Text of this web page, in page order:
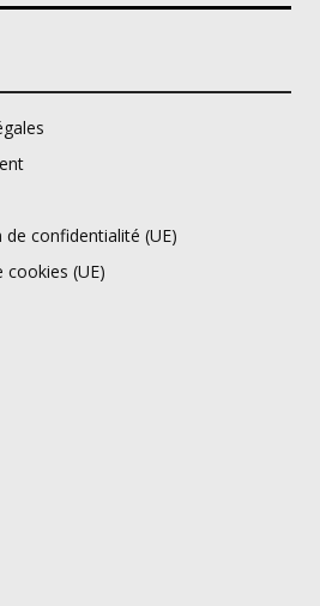
de confidentialité (UE)
cookies (UE)